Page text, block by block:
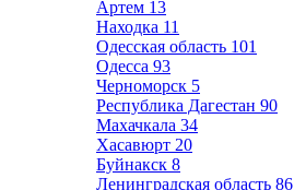
Артем 13
Находка 11
Одесская область 101
Одесса 93
Черноморск 5
Республика Дагестан 90
Махачкала 34
Хасавюрт 20
Буйнакск 8
Ленинградская область 86